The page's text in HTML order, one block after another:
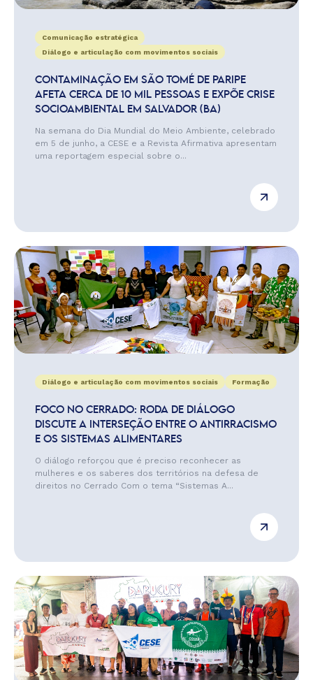
Comunicação estratégica
Diálogo e articulação com movimentos sociais
CONTAMINAÇÃO EM SÃO TOMÉ DE PARIPE
AFETA CERCA DE 10 MIL PESSOAS E EXPÕE CRISE
SOCIOAMBIENTAL EM SALVADOR (BA)
Na semana do Dia Mundial do Meio Ambiente, celebrado
em 5 de junho, a CESE e a Revista Afirmativa apresentam
uma reportagem especial sobre o...
Diálogo e articulação com movimentos sociais Formação
FOCO NO CERRADO: RODA DE DIÁLOGO
DISCUTE A INTERSEÇÃO ENTRE O ANTIRRACISMO
E OS SISTEMAS ALIMENTARES
O diálogo reforçou que é preciso reconhecer as
mulheres e os saberes dos territórios na defesa de
direitos no Cerrado Com o tema “Sistemas A...